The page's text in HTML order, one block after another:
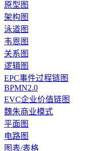
原型图
架构图
泳道图
韦恩图
关系图
逻辑图
EPC事件过程链图
BPMN2.0
EVC企业价值链图
魏朱商业模式
平面图
电路图
图表/表格